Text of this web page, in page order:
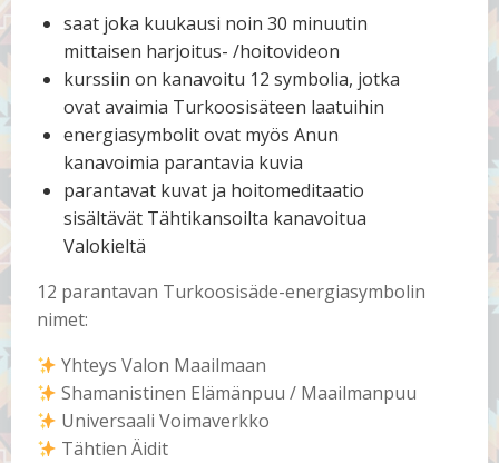
saat joka kuukausi noin 30 minuutin
mittaisen harjoitus- /hoitovideon
kurssiin on kanavoitu 12 symbolia, jotka
ovat avaimia Turkoosisäteen laatuihin
energiasymbolit ovat myös Anun
kanavoimia parantavia kuvia
parantavat kuvat ja hoitomeditaatio
sisältävät Tähtikansoilta kanavoitua
Valokieltä
12 parantavan Turkoosisäde-energiasymbolin
nimet:
Yhteys Valon Maailmaan
Shamanistinen Elämänpuu / Maailmanpuu
Universaali Voimaverkko
Tähtien Äidit